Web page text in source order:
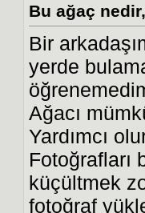
Bu ağaç
Bir
yerde
Ağacı
Yardımcı
Fotoğrafları
küçültmek
fotoğraf